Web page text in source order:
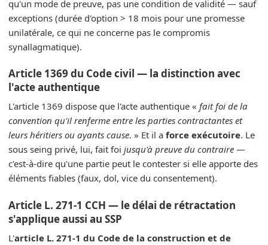
qu'un mode de preuve, pas une condition de validité — sauf
exceptions (durée d'option > 18 mois pour une promesse
unilatérale, ce qui ne concerne pas le compromis
synallagmatique).
Article 1369 du Code civil — la distinction avec
l'acte authentique
L'article 1369 dispose que l'acte authentique « fait foi de la
convention qu'il renferme entre les parties contractantes et
leurs héritiers ou ayants cause. » Et il a force exécutoire. Le
sous seing privé, lui, fait foi jusqu'à preuve du contraire —
c'est-à-dire qu'une partie peut le contester si elle apporte des
éléments fiables (faux, dol, vice du consentement).
Article L. 271-1 CCH — le délai de rétractation
s'applique aussi au SSP
L'article L. 271-1 du Code de la construction et de